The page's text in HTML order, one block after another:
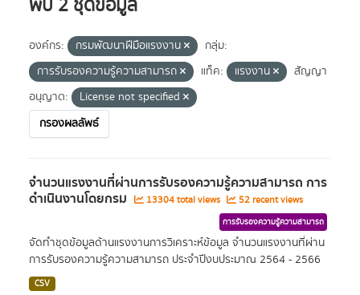
พบ 2 ชุดข้อมูล
องค์กร: กรมพัฒนาฝีมือแรงงาน
กลุ่ม:
การรับรองความรู้ความสามารถ
แท็ค: แรงงาน
สัญญา
อนุญาต:
License not specified
กรองผลลัพธ์
จำนวนแรงงานที่ผ่านการรับรองความรู้ความสามารถ การ
ดำเนินงานโดยกรม 13304 total views 52 recent views
การรับรองความรู้ความสามารถ
จัดทำชุดข้อมูลด้านแรงงานการวิเคราะห์ข้อมูล จำนวนแรงงานที่ผ่าน
การรับรองความรู้ความสามารถ ประจำปีงบประมาณ 2564 - 2566
CSV